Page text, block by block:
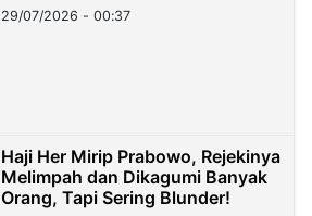
29/07/2026 - 00:37
Haji Her Mirip Prabowo, Rejekinya
Melimpah dan Dikagumi Banyak
Orang, Tapi Sering Blunder!